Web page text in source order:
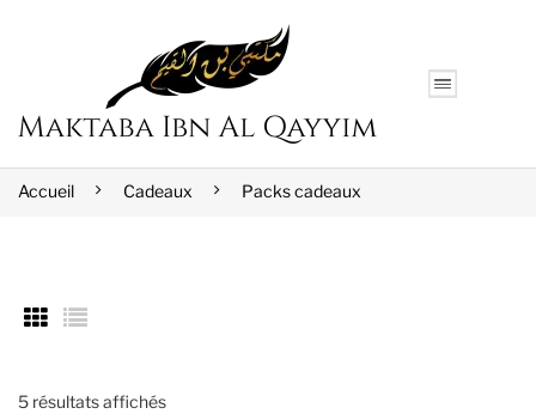
Accueil Cadeaux Packs cadeaux
5 résultats affichés